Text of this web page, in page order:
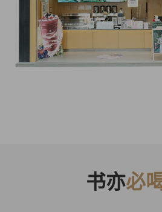
书亦必